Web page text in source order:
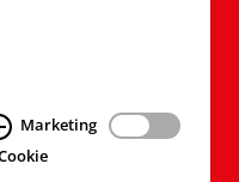
Marketing